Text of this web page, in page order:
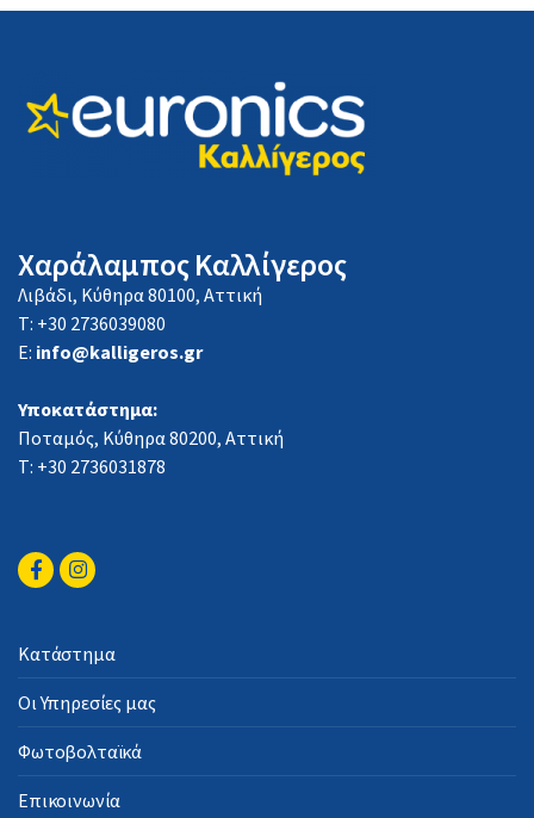
Χαράλαμπος Καλλίγερος
Λιβάδι, Κύθηρα 80100, Αττική
Τ: +30 2736039080
E: info@kalligeros.gr
Υποκατάστημα:
Ποταμός, Κύθηρα 80200, Αττική
Τ: +30 2736031878
Κατάστημα
Οι Υπηρεσίες μας
Φωτοβολταϊκά
Επικοινωνία